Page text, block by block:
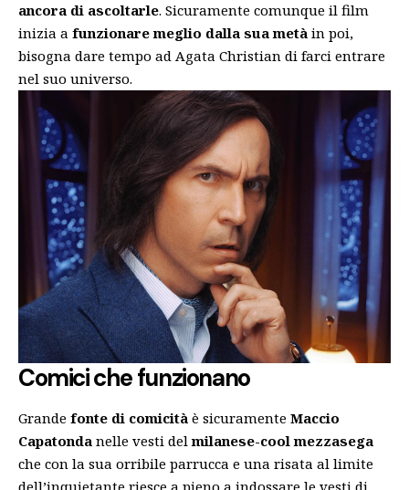
ancora di ascoltarle. Sicuramente comunque il film
inizia a funzionare meglio dalla sua metà in poi,
bisogna dare tempo ad Agata Christian di farci entrare
nel suo universo.
Comici che funzionano
Grande fonte di comicità è sicuramente Maccio
Capatonda nelle vesti delmilanese-cool mezzasega
che con la sua orribile parrucca e una risata al limite
dell’inquietante riesce a pieno a indossare le vesti di